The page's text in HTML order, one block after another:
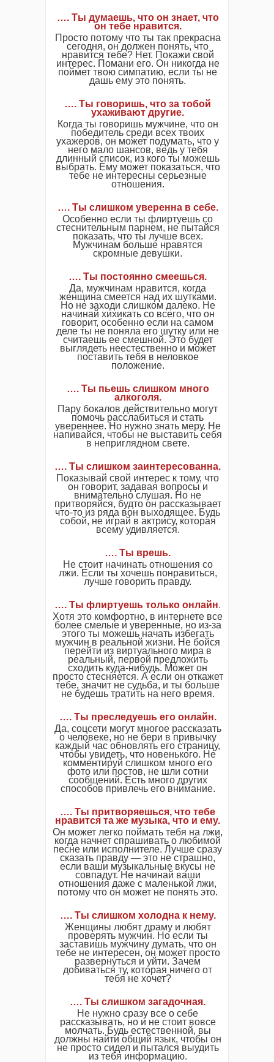
…. Ты думаешь, что он знает, что
он тебе нравится.
Просто потому что ты так прекрасна
сегодня, он должен понять, что
нравится тебе? Нет. Покажи свой
интерес. Помани его. Он никогда не
поймет твою симпатию, если ты не
дашь ему это понять.
…. Ты говоришь, что за тобой
ухаживают другие.
Когда ты говоришь мужчине, что он
победитель среди всех твоих
ухажеров, он может подумать, что у
него мало шансов, ведь у тебя
длинный список, из кого ты можешь
выбрать. Ему может показаться, что
тебе не интересны серьезные
отношения.
…. Ты слишком уверенна в себе.
Особенно если ты флиртуешь со
стеснительным парнем, не пытайся
показать, что ты лучше всех.
Мужчинам больше нравятся
скромные девушки.
…. Ты постоянно смеешься.
Да, мужчинам нравится, когда
женщина смеется над их шутками.
Но не заходи слишком далеко. Не
начинай хихикать со всего, что он
говорит, особенно если на самом
деле ты не поняла его шутку или не
считаешь ее смешной. Это будет
выглядеть неестественно и может
поставить тебя в неловкое
положение.
…. Ты пьешь слишком много
алкоголя.
Пару бокалов действительно могут
помочь расслабиться и стать
увереннее. Но нужно знать меру. Не
напивайся, чтобы не выставить себя
в неприглядном свете.
…. Ты слишком заинтересованна.
Показывай свой интерес к тому, что
он говорит, задавая вопросы и
внимательно слушая. Но не
притворяйся, будто он рассказывает
что-то из ряда вон выходящее. Будь
собой, не играй в актрису, которая
всему удивляется.
…. Ты врешь.
Не стоит начинать отношения со
лжи. Если ты хочешь понравиться,
лучше говорить правду.
…. Ты флиртуешь только онлайн.
Хотя это комфортно, в интернете все
более смелые и уверенные, но из-за
этого ты можешь начать избегать
мужчин в реальной жизни. Не бойся
перейти из виртуального мира в
реальный, первой предложить
сходить куда-нибудь. Может он
просто стесняется. А если он откажет
тебе, значит не судьба, и ты больше
не будешь тратить на него время.
…. Ты преследуешь его онлайн.
Да, соцсети могут многое рассказать
о человеке, но не бери в привычку
каждый час обновлять его страницу,
чтобы увидеть, что новенького. Не
комментируй слишком много его
фото или постов, не шли сотни
сообщений. Есть много других
способов привлечь его внимание.
…. Ты притворяешься, что тебе
нравится та же музыка, что и ему.
Он может легко поймать тебя на лжи,
когда начнет спрашивать о любимой
песне или исполнителе. Лучше сразу
сказать правду — это не страшно,
если ваши музыкальные вкусы не
совпадут. Не начинай ваши
отношения даже с маленькой лжи,
потому что он может не понять это.
…. Ты слишком холодна к нему.
Женщины любят драму и любят
проверять мужчин. Но если ты
заставишь мужчину думать, что он
тебе не интересен, он может просто
развернуться и уйти. Зачем
добиваться ту, которая ничего от
тебя не хочет?
…. Ты слишком загадочная.
Не нужно сразу все о себе
рассказывать, но и не стоит вовсе
молчать. Будь естественной, вы
должны найти общий язык, чтобы он
не просто сидел и пытался выудить
из тебя информацию.